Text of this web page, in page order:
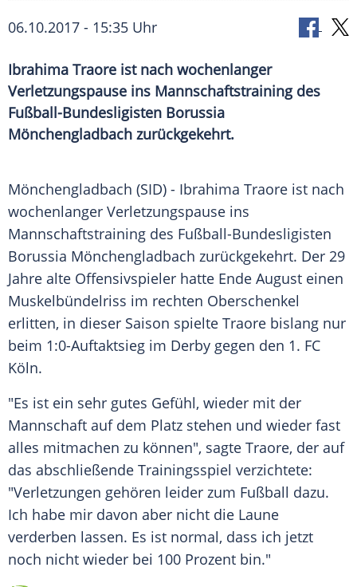
06.10.2017 - 15:35 Uhr
Ibrahima Traore ist nach wochenlanger
Verletzungspause ins Mannschaftstraining des
Fußball-Bundesligisten Borussia
Mönchengladbach zurückgekehrt.
Mönchengladbach (SID) - Ibrahima Traore ist nach
wochenlanger Verletzungspause ins
Mannschaftstraining des Fußball-Bundesligisten
Borussia Mönchengladbach zurückgekehrt. Der 29
Jahre alte Offensivspieler hatte Ende August einen
Muskelbündelriss im rechten Oberschenkel
erlitten, in dieser Saison spielte Traore bislang nur
beim 1:0-Auftaktsieg im Derby gegen den 1. FC
Köln.
"Es ist ein sehr gutes Gefühl, wieder mit der
Mannschaft auf dem Platz stehen und wieder fast
alles mitmachen zu können", sagte Traore, der auf
das abschließende Trainingsspiel verzichtete:
"Verletzungen gehören leider zum Fußball dazu.
Ich habe mir davon aber nicht die Laune
verderben lassen. Es ist normal, dass ich jetzt
noch nicht wieder bei 100 Prozent bin."